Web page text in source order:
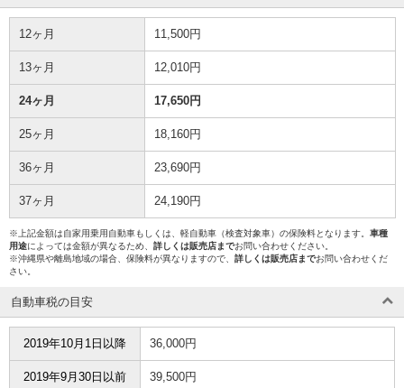
12ヶ月 11,500円
13ヶ月 12,010円
24ヶ月 17,650円
25ヶ月 18,160円
36ヶ月 23,690円
37ヶ月 24,190円
※上記金額は自家用乗用自動車もしくは、軽自動車（検査対象車）の保険料となります。 車種
用途によっては金額が異なるため、 詳しくは販売店までお問い合わせください。
※沖縄県や離島地域の場合、保険料が異なりますので、 詳しくは販売店までお問い合わせくだ
さい。
自動車税の目安
2019年10月1日以降 36,000円
2019年9月30日以前 39,500円